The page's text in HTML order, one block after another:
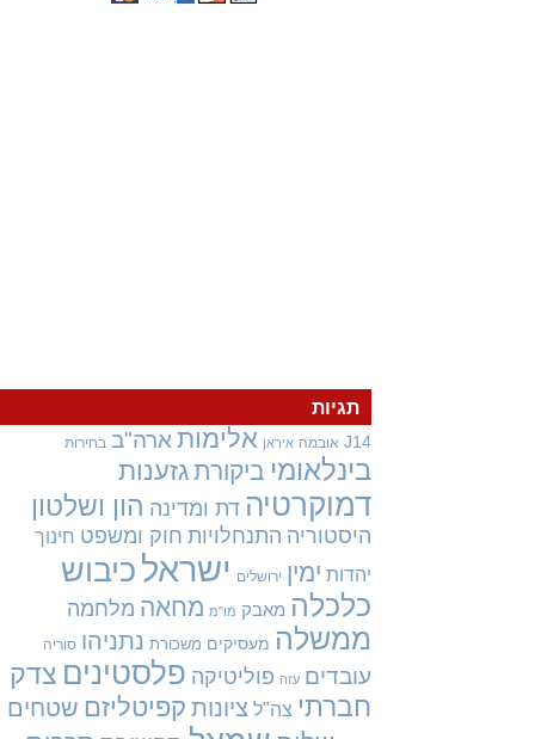
תגיות
J14 אובמה איראן אלימות ארה"ב בחירות
בינלאומיביקורתגזענות
דמוקרטיה דת ומדינההון ושלטון
היסטוריה התנחלויות חוק ומשפט חינוך
יהדות ימין ירושלים ישראלכיבוש
כלכלה מאבק מו"מ מחאהמלחמה
ממשלה מעסיקים משכורת נתניהו סוריה
עובדים עזה פוליטיקה פלסטיניםצדק
חברתי צה"ל ציונותקפיטליזםשטחים